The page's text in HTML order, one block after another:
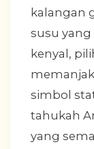
kalangan
susu
kenyal,
simbol
tahukah
yang